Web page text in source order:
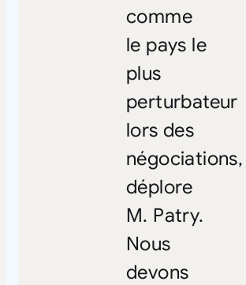
comme
le pays le
plus
perturbateur
lors des
négociations,
déplore
M. Patry.
Nous
devons